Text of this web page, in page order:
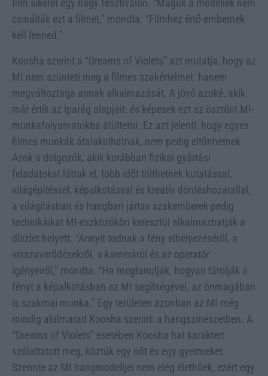
film sikerét egy nagy fesztiválon. “Maguk a modellek nem
csinálták ezt a filmet,” mondta. “Filmhez értő embernek
kell lenned.”
Koosha szerint a “Dreams of Violets” azt mutatja, hogy az
MI nem szünteti meg a filmes szakértelmet, hanem
megváltoztatja annak alkalmazását. A jövő azoké, akik
már értik az iparág alapjait, és képesek ezt az ösztönt MI-
munkafolyamatokba átültetni. Ez azt jelenti, hogy egyes
filmes munkák átalakulhatnak, nem pedig eltűnhetnek.
Azok a dolgozók, akik korábban fizikai gyártási
feladatokat láttak el, több időt tölthetnek kutatással,
világépítéssel, képalkotással és kreatív döntéshozatallal,
a világításban és hangban jártas szakemberek pedig
technikáikat MI-eszközökön keresztül alkalmazhatják a
díszlet helyett. “Annyit tudnak a fény elhelyezéséről, a
visszaverődésekről, a kameráról és az operatőr
igényeiről,” mondta. “Ha megtanulják, hogyan tárolják a
fényt a képalkotásban az MI segítségével, az önmagában
is szakmai munka.” Egy területen azonban az MI még
mindig alulmarad Koosha szerint: a hangszínészetben. A
“Dreams of Violets” esetében Koosha hat karaktert
szólaltatott meg, köztük egy nőt és egy gyermeket.
Szerinte az MI hangmodelljei nem elég élethűek, ezért egy